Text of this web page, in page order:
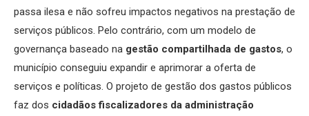
passa ilesa e não sofreu impactos negativos na prestação de
serviços públicos. Pelo contrário, com um modelo de
governança baseado na gestão compartilhada de gastos, o
município conseguiu expandir e aprimorar a oferta de
serviços e políticas. O projeto de gestão dos gastos públicos
faz dos cidadãos fiscalizadores da administração